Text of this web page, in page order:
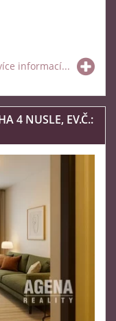
informací...
4 NUSLE, EV.Č.: